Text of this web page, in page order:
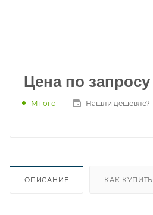
Цена по запросу
Много Нашли дешевле?
ОПИСАНИЕ КАК КУПИТЬ